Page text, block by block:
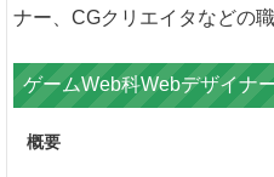
ナー、CGクリエイタなどの
ゲームWeb科Webデザイナ
概要